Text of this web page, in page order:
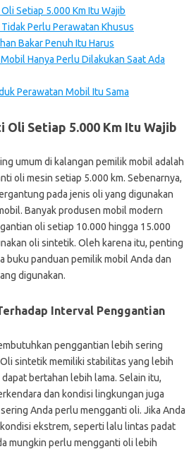
Setiap 5.000 Km Itu Wajib
Perlu Perawatan Khusus
Bakar Penuh Itu Harus
Hanya Perlu Dilakukan Saat Ada
Perawatan Mobil Itu Sama
Oli Setiap 5.000 Km Itu Wajib
umum di kalangan pemilik mobil adalah
oli mesin setiap 5.000 km. Sebenarnya,
pada jenis oli yang digunakan
Banyak produsen mobil modern
oli setiap 10.000 hingga 15.000
oli sintetik. Oleh karena itu, penting
buku panduan pemilik mobil Anda dan
digunakan.
Interval Penggantian
penggantian lebih sering
sintetik memiliki stabilitas yang lebih
bertahan lebih lama. Selain itu,
dan kondisi lingkungan juga
Anda perlu mengganti oli. Jika Anda
ekstrem, seperti lalu lintas padat
mungkin perlu mengganti oli lebih